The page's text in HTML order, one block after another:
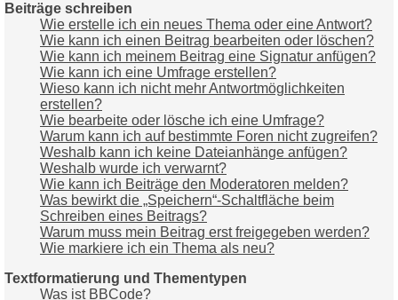
Beiträge schreiben
Wie erstelle ich ein neues Thema oder eine Antwort?
Wie kann ich einen Beitrag bearbeiten oder löschen?
Wie kann ich meinem Beitrag eine Signatur anfügen?
Wie kann ich eine Umfrage erstellen?
Wieso kann ich nicht mehr Antwortmöglichkeiten
erstellen?
Wie bearbeite oder lösche ich eine Umfrage?
Warum kann ich auf bestimmte Foren nicht zugreifen?
Weshalb kann ich keine Dateianhänge anfügen?
Weshalb wurde ich verwarnt?
Wie kann ich Beiträge den Moderatoren melden?
Was bewirkt die „Speichern“-Schaltfläche beim
Schreiben eines Beitrags?
Warum muss mein Beitrag erst freigegeben werden?
Wie markiere ich ein Thema als neu?
Textformatierung und Thementypen
Was ist BBCode?